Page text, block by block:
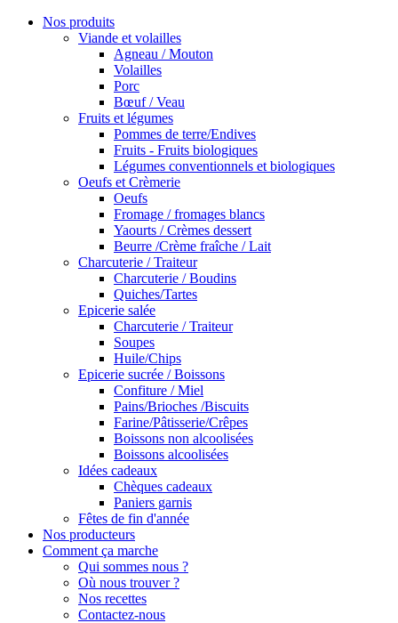
Nos produits
Viande et volailles
Agneau / Mouton
Volailles
Porc
Bœuf / Veau
Fruits et légumes
Pommes de terre/Endives
Fruits - Fruits biologiques
Légumes conventionnels et biologiques
Oeufs et Crèmerie
Oeufs
Fromage / fromages blancs
Yaourts / Crèmes dessert
Beurre /Crème fraîche / Lait
Charcuterie / Traiteur
Charcuterie / Boudins
Quiches/Tartes
Epicerie salée
Charcuterie / Traiteur
Soupes
Huile/Chips
Epicerie sucrée / Boissons
Confiture / Miel
Pains/Brioches /Biscuits
Farine/Pâtisserie/Crêpes
Boissons non alcoolisées
Boissons alcoolisées
Idées cadeaux
Chèques cadeaux
Paniers garnis
Fêtes de fin d'année
Nos producteurs
Comment ça marche
Qui sommes nous ?
Où nous trouver ?
Nos recettes
Contactez-nous